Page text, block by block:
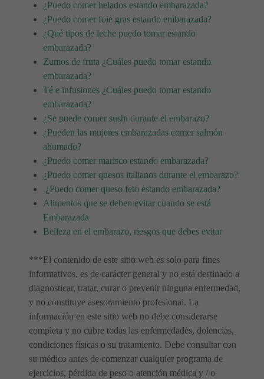
¿Puedo comer helados estando embarazada?
¿Puedo comer foie gras estando embarazada?
¿Qué tipos de leche puedo tomar estando
embarazada?
Zumos de fruta ¿Cuáles puedo tomar estando
embarazada?
Té e infusiones ¿Cuáles puedo tomar estando
embarazada?
¿Se puede comer sushi durante el embarazo?
¿Pueden las mujeres embarazadas comer salmón
ahumado?
¿Puedo comer marisco estando embarazada?
¿Puedo comer quesos italianos durante el embarazo?
¿Puedo comer queso feto estando embarazada?
Alimentos que se deben evitar cuando se está
Embarazada
Belleza en el embarazo, riesgos que debes evitar
***El contenido de este sitio web es solo para fines
informativos, es de carácter general y no está destinado a
diagnosticar, tratar, curar o prevenir ninguna enfermedad,
y no constituye asesoramiento profesional. La
información en este sitio web no debe considerarse
completa y no cubre todas las enfermedades, dolencias,
condiciones físicas o su tratamiento. Debe consultar con
su médico antes de comenzar cualquier programa de
ejercicios, pérdida de peso o atención médica y / o